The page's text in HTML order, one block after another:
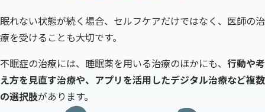
たの
睡眠
態を
確認
しま
睡眠の状態をチェックする
眠れない状態が続く場合、セルフケアだけではなく、医師の治
療を受けることも大切です。
不眠症の治療には、睡眠薬を用いる治療のほかにも、 行動や考
え方を見直す治療や、アプリを活用したデジタル治療など複数
の選択肢があります。